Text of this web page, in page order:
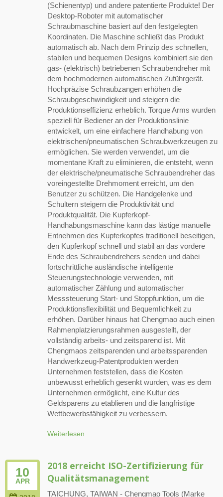
(Schienentyp) und andere patentierte Produkte! Der
Desktop-Roboter mit automatischer
Schraubmaschine basiert auf den festgelegten
Koordinaten. Die Maschine schließt das Produkt
automatisch ab. Nach dem Prinzip des schnellen,
stabilen und bequemen Designs kombiniert sie den
gas- (elektrisch) betriebenen Schraubendreher mit
dem hochmodernen automatischen Zuführgerät.
Hochpräzise Schraubzangen erhöhen die
Schraubgeschwindigkeit und steigern die
Produktionseffizienz erheblich. Torque Arms wurden
speziell für Bediener an der Produktionslinie
entwickelt, um eine einfachere Handhabung von
elektrischen/pneumatischen Schraubwerkzeugen zu
ermöglichen. Sie werden verwendet, um die
momentane Kraft zu eliminieren, die entsteht, wenn
der elektrische/pneumatische Schraubendreher das
voreingestellte Drehmoment erreicht, um den
Benutzer zu schützen. Die Handgelenke und
Schultern steigern die Produktivität und
Produktqualität. Die Kupferkopf-
Handhabungsmaschine kann das lästige manuelle
Entnehmen des Kupferkopfes traditionell beseitigen,
den Kupferkopf schnell und stabil an das vordere
Ende des Schraubendrehers senden und dabei
fortschrittliche ausländische intelligente
Steuerungstechnologie verwenden, mit
automatischer Zählung und automatischer
Messsteuerung Start- und Stoppfunktion, um die
Produktionsflexibilität und Bequemlichkeit zu
erhöhen. Darüber hinaus hat Chengmao auch einen
Rahmenplatzierungsrahmen ausgestellt, der
vollständig arbeits- und zeitsparend ist. Mit
Chengmaos zeitsparenden und arbeitssparenden
Handwerkzeug-Patentprodukten werden
Unternehmen feststellen, dass die Kosten
unbewusst erheblich gesenkt wurden, was es dem
Unternehmen ermöglicht, eine Kultur des
Geldsparens zu etablieren und die langfristige
Wettbewerbsfähigkeit zu verbessern.
Weiterlesen
10
APR
2018 erreicht ISO-Zertifizierung für
Qualitätsmanagement
TAICHUNG, TAIWAN - Chengmao Tools (Marke